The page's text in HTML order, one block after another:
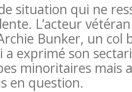
situation qui ne
L’acteur
Bunker, un col
exprimé son
minoritaires mais
en question.